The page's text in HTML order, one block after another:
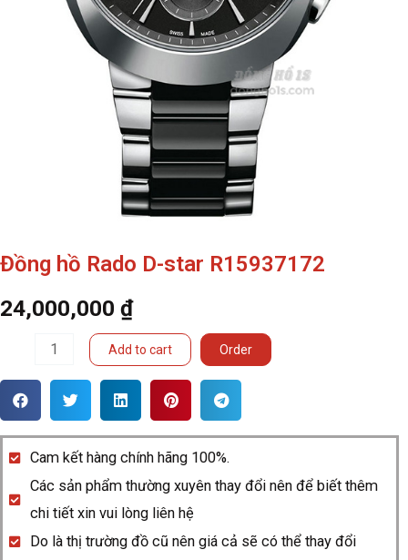
Đồng hồ Rado D-star R15937172
24,000,000 ₫
Rado
star
R15937172
quantity
Add to cart Order
Cam kết hàng chính hãng 100%.
Các sản phẩm thường xuyên thay đổi nên để biết thêm
chi tiết xin vui lòng liên hệ
Do là thị trường đồ cũ nên giá cả sẽ có thể thay đổi